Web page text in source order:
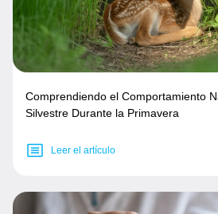
Comprendiendo el Comportamiento
Silvestre Durante la Primavera
Leer el artículo